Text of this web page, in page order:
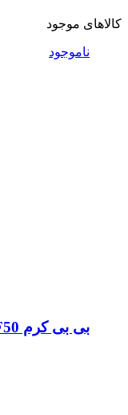
کالاهای موجود
ناموجود
بی بی کرم SPF50 تنورا غیر جوش زا ۵۰ میل